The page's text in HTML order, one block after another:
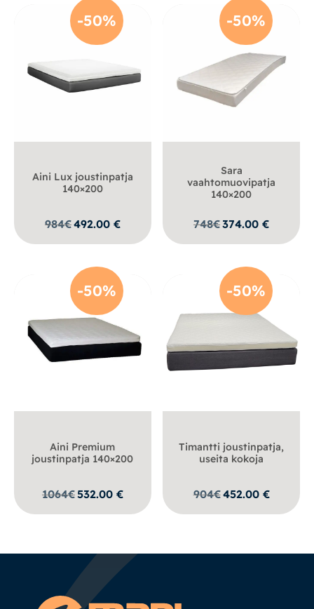
-50%
Aini Lux joustinpatja
140×200
984€492.00 €
-50%
Sara
vaahtomuovipatja
140×200
748€374.00€
-50%
Aini Premium
joustinpatja 140×200
1064€532.00 €
-50%
Timantti joustinpatja,
useita kokoja
904€452.00 €